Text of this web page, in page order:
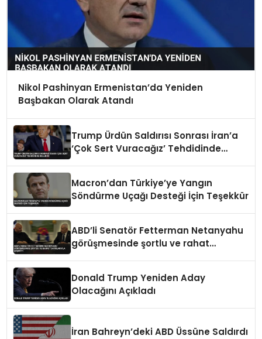
Nikol Pashinyan Ermenistan’da Yeniden
Başbakan Olarak Atandı
Trump Ürdün Saldırısı Sonrası İran’a
‘Çok Sert Vuracağız’ Tehdidinde
Macron’dan Türkiye’ye Yangın
Söndürme Uçağı Desteği İçin Teşekkür
ABD’li Senatör Fetterman Netanyahu
görüşmesinde şortlu ve rahat
Donald Trump Yeniden Aday
Olacağını Açıkladı
İran Bahreyn’deki ABD Üssüne Saldırdı